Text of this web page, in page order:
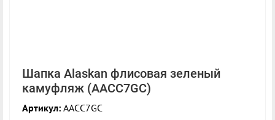
Шапка Alaskan флисовая зеленый
камуфляж (AACC7GC)
Артикул: AACC7GC